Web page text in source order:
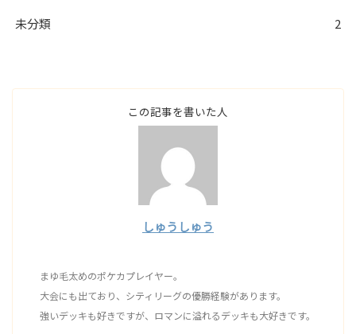
未分類
2
この記事を書いた人
しゅうしゅう
まゆ毛太めのポケカプレイヤー。
大会にも出ており、シティリーグの優勝経験があります。
強いデッキも好きですが、ロマンに溢れるデッキも大好きです。